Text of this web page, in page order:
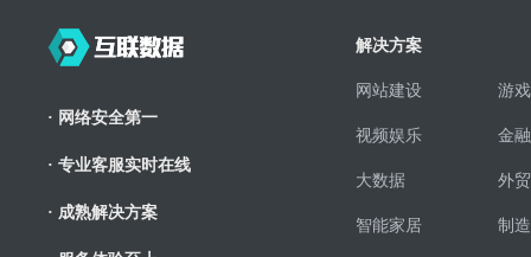
· 网络安全第一
· 专业客服实时在线
· 成熟解决方案
解决方案
网站建设 游
视频娱乐 金
大数据 外
智能家居 制